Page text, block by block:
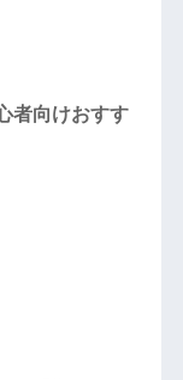
者向けおすす